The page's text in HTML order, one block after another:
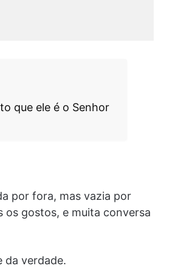
que ele é o Senhor
por fora, mas vazia por
os gostos, e muita conversa
da verdade.